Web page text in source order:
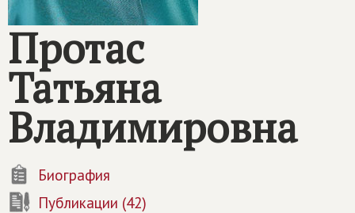
Протас
Татьяна
Владимировна
Биография
Публикации (42)